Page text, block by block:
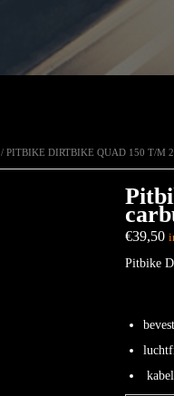
/ PITBIKE DIRTBIKE QUAD 150 T/M
€39,50
Pitbike